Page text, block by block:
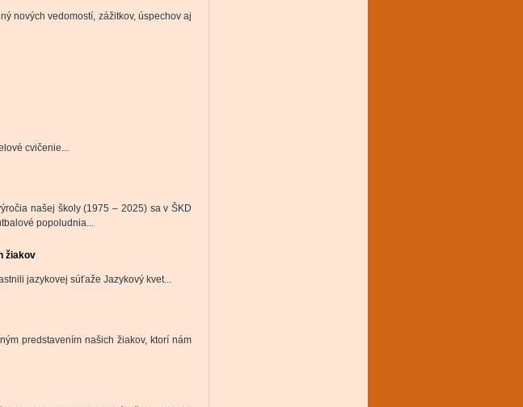
nových vedomostí, zážitkov, úspechov aj
cvičenie...
našej školy (1975 – 2025) sa v ŠKD
popoludnia...
žiakov
jazykovej súťaže Jazykový kvet...
predstavením našich žiakov, ktorí nám